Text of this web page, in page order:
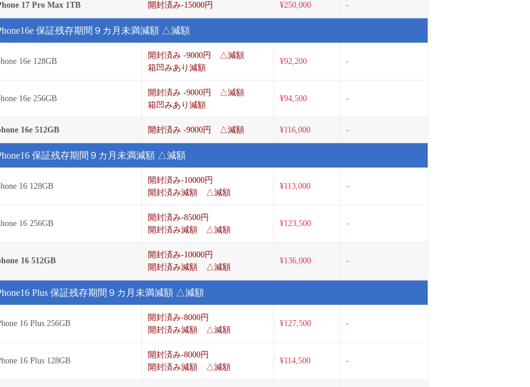
17 Pro Max 1TB 開封済み-15000円 ¥250,000 -
保証残存期間９カ月未満減額 △減額
16e 128GB
開封済み -9000円 △減額
箱凹みあり減額
¥92,200 -
16e 256GB
開封済み -9000円 △減額
箱凹みあり減額
¥94,500 -
16e 512GB 開封済み -9000円 △減額 ¥116,000 -
保証残存期間９カ月未満減額 △減額
16 128GB
開封済み-10000円
開封済み減額 △減額
¥113,000 -
16 256GB
開封済み-8500円
開封済み減額 △減額
¥123,500 -
16 512GB
開封済み-10000円
開封済み減額 △減額
¥136,000 -
Plus 保証残存期間９カ月未満減額 △減額
16 Plus 256GB
開封済み-8000円
開封済み減額 △減額
¥127,500 -
16 Plus 128GB
開封済み-8000円
開封済み減額 △減額
¥114,500 -